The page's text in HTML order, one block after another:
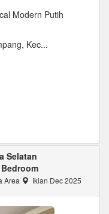
Modern Putih
Kec...
Selatan
Area Iklan Dec 2025